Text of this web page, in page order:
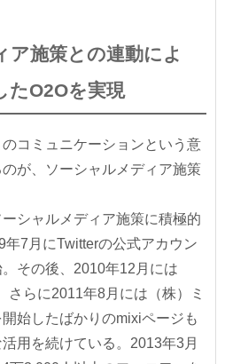
ア施策との連動によ
たO2Oを実現
コミュニケーションという意
が、ソーシャルメディア施策
シャルメディア施策に積極的
7月にTwitterの公式アカウン
その後、2010年12月には
さらに2011年8月には（株）ミ
始したばかりのmixiページも
用を続けている。2013年3月